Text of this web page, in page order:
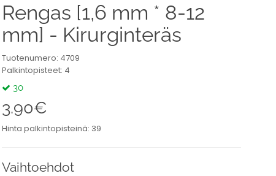
Rengas [1,6 mm * 8-12
mm] - Kirurginteräs
Tuotenumero: 4709
Palkintopisteet: 4
30
3.90€
Hinta palkintopisteinä: 39
Vaihtoehdot